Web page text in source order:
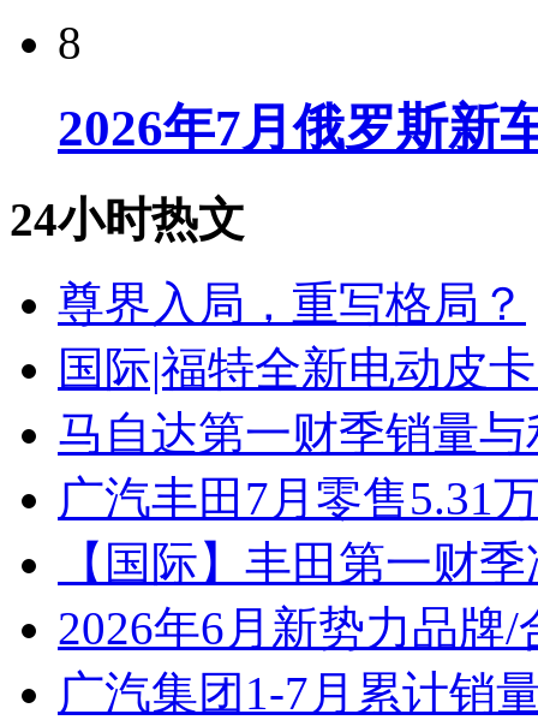
8
2026年7月俄罗斯新
24小时热文
尊界入局，重写格局？
国际|福特全新电动皮
马自达第一财季销量
广汽丰田7月零售5.31
【国际】丰田第一财
2026年6月新势力品牌
广汽集团1-7月累计销